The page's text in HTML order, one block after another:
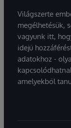
Világszerte
megélhetésük,
vagyunk itt,
idejű
adatokhoz -
amelyekből